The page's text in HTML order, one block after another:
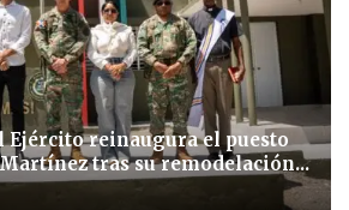
Ejército reinaugura el puesto
tras su remodelación...